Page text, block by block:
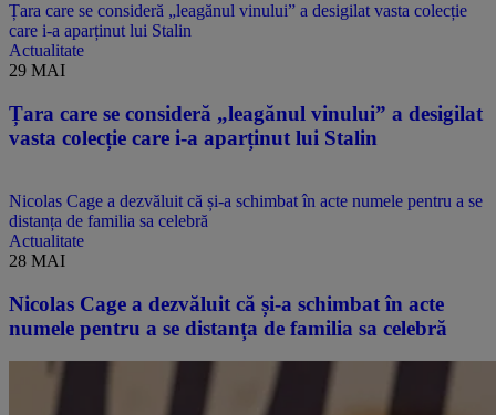
Țara care se consideră „leagănul vinului” a desigilat vasta colecție
care i-a aparținut lui Stalin
Actualitate
29 MAI
Țara care se consideră „leagănul vinului” a desigilat
vasta colecție care i-a aparținut lui Stalin
Nicolas Cage a dezvăluit că și-a schimbat în acte numele pentru a se
distanța de familia sa celebră
Actualitate
28 MAI
Nicolas Cage a dezvăluit că și-a schimbat în acte
numele pentru a se distanța de familia sa celebră